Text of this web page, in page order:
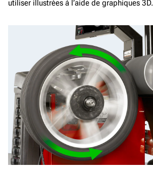
utiliser illustrées à l’aide de graphiques 3D.